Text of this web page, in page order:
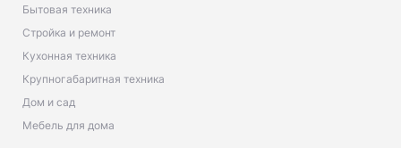
Бытовая техника
Стройка и ремонт
Кухонная техника
Крупногабаритная техника
Дом и сад
Мебель для дома